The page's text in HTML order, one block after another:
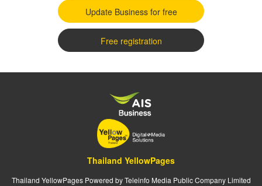
Update Business for free
Free registration
Thailand YellowPages
Thailand YellowPages Powered by Teleinfo Media Public Company Limited